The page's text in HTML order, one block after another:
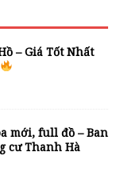
– Giá Tốt Nhất
mới, full đồ – Ban
cư Thanh Hà